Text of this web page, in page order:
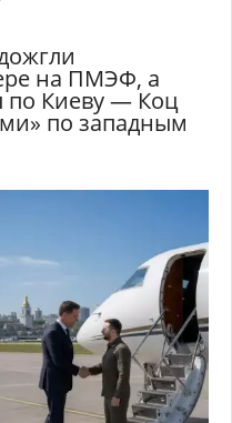
на ПМЭФ, а
по Киеву — Коц
по западным